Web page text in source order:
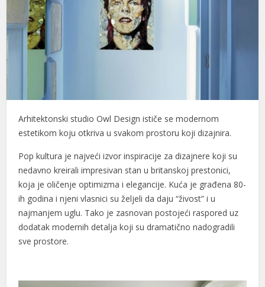
Arhitektonski studio Owl Design ističe se modernom
estetikom koju otkriva u svakom prostoru koji dizajnira.
Pop kultura je najveći izvor inspiracije za dizajnere koji su
nedavno kreirali impresivan stan u britanskoj prestonici,
koja je oličenje optimizma i elegancije. Kuća je građena 80-
ih godina i njeni vlasnici su željeli da daju “živost” i u
najmanjem uglu. Tako je zasnovan postojeći raspored uz
dodatak modernih detalja koji su dramatično nadogradili
sve prostore.